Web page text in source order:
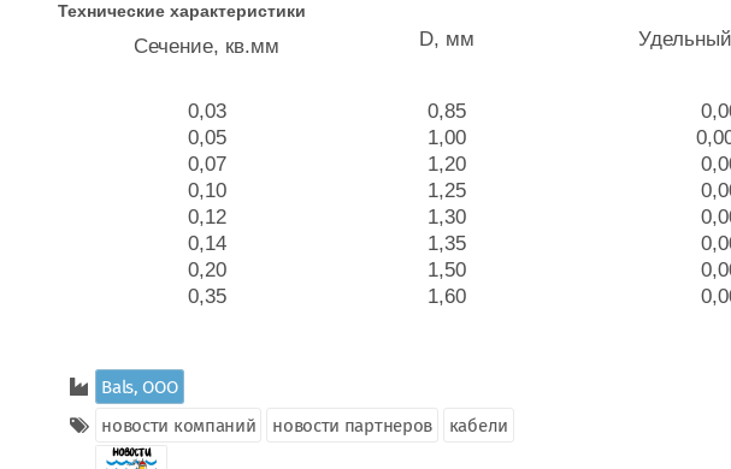
Технические характеристики
Сечение, кв.мм D, мм
0,03 0,85
0,05
1,00
0,07
1,20
0,10
1,25
0,12
1,30
0,14
1,35
0,20
1,50
0,35
1,60
Bals, ООО
новости компаний
новости партнеров кабели